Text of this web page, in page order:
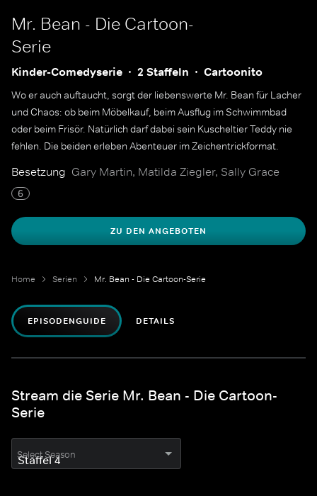
Mr. Bean - Die Cartoon-
Serie
Kinder-Comedyserie 2 Staffeln Cartoonito
Wo er auch auftaucht, sorgt der liebenswerte Mr. Bean für Lacher
und Chaos: ob beim Möbelkauf, beim Ausflug im Schwimmbad
oder beim Frisör. Natürlich darf dabei sein Kuscheltier Teddy nie
fehlen. Die beiden erleben Abenteuer im Zeichentrickformat.
Besetzung Gary Martin, Matilda Ziegler, Sally Grace
6
ZU DEN ANGEBOTEN
Home Serien Mr. Bean - Die Cartoon-Serie
EPISODENGUIDE DETAILS
Stream die Serie Mr. Bean - Die Cartoon-
Serie
Select Season